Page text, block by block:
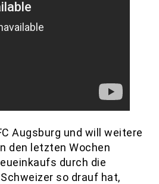
Augsburg und will weitere
den letzten Wochen
durch die
so drauf hat,